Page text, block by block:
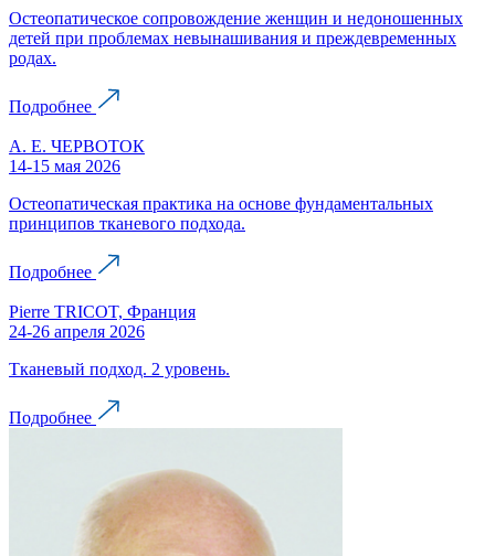
Остеопатическое сопровождение женщин и недоношенных
детей при проблемах невынашивания и преждевременных
родах.
Подробнее
А. Е. ЧЕРВОТОК
14-15 мая 2026
Остеопатическая практика на основе фундаментальных
принципов тканевого подхода.
Подробнее
Pierre TRICOT, Франция
24-26 апреля 2026
Тканевый подход. 2 уровень.
Подробнее